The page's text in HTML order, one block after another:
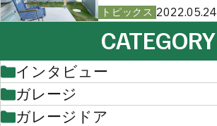
トピックス 2022.05.24
CATEGORY
インタビュー
ガレージ
ガレージドア